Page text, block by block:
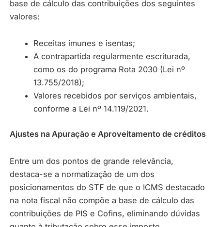
base de cálculo das contribuições dos seguintes
valores:
Receitas imunes e isentas;
A contrapartida regularmente escriturada,
como os do programa Rota 2030 (Lei nº
13.755/2018);
Valores recebidos por serviços ambientais,
conforme a Lei nº 14.119/2021.
Ajustes na Apuração e Aproveitamento de créditos
Entre um dos pontos de grande relevância,
destaca-se a normatização de um dos
posicionamentos do STF de que o ICMS destacado
na nota fiscal não compõe a base de cálculo das
contribuições de PIS e Cofins, eliminando dúvidas